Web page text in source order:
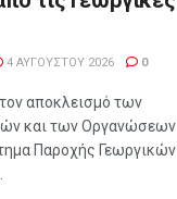
4 ΑΥΓΟΎΣΤΟΥ 2026 0
αποκλεισμό των
και των Οργανώσεων
Παροχής Γεωργικών